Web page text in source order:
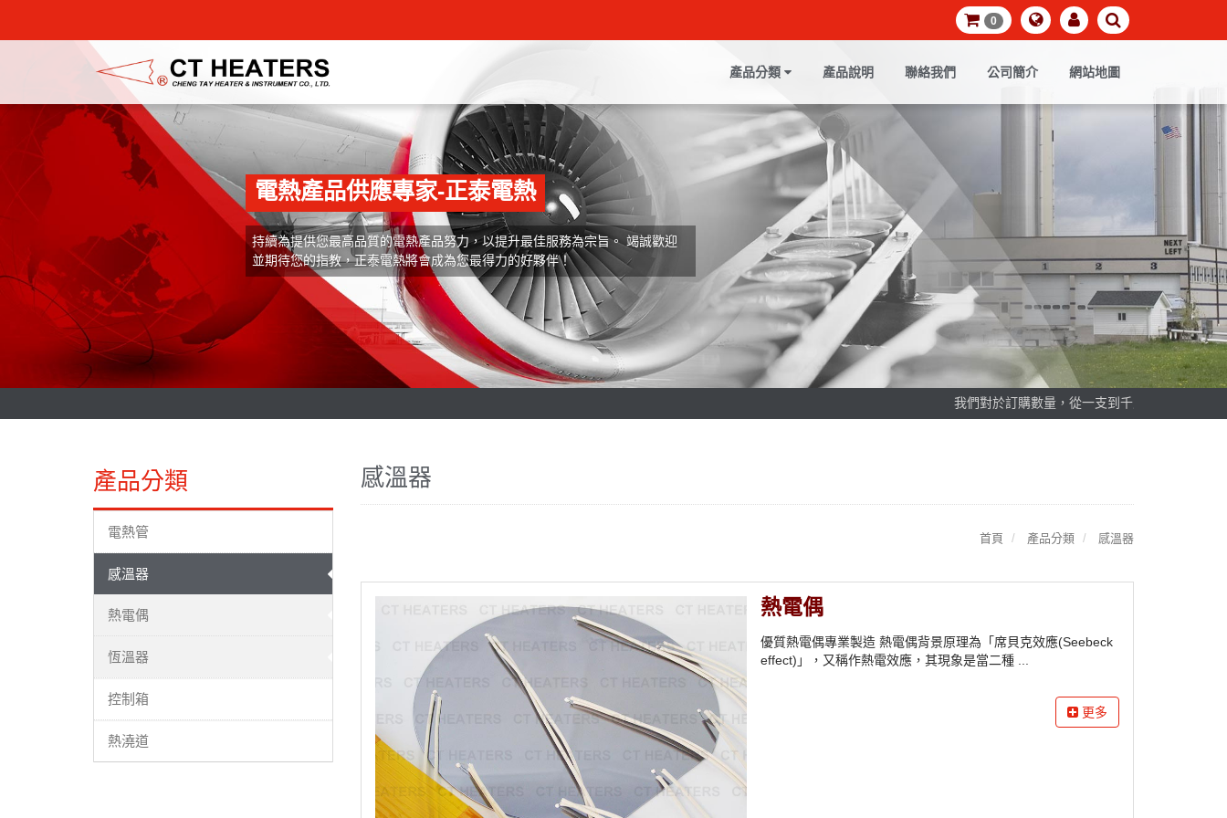
0
產品分類 產品說明 聯絡我們 公司簡介 網站地圖
電熱產品供應專家-正泰電熱
持續為提供您最高品質的電熱產品努力，以提升最佳服務為宗旨。 竭誠歡迎
並期待您的指教，正泰電熱將會成為您最得力的好夥伴！
我們對於訂購數量，從一支到千支，都同樣的歡迎
產品分類
電熱管
感溫器
熱電偶
恆溫器
控制箱
熱澆道
感溫器
首頁 產品分類 感溫器
熱電偶
優質熱電偶專業製造 熱電偶背景原理為「席貝克效應(Seebeck
effect)」，又稱作熱電效應，其現象是當二種 ...
更多